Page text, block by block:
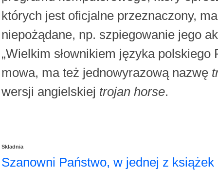
których jest oficjalne przeznaczony,
niepożądane, np. szpiegowanie jego
„Wielkim słownikiem języka polskiego
mowa, ma też jednowyrazową nazwę
wersji angielskiej trojan horse.
Składnia
Szanowni Państwo, w jednej z